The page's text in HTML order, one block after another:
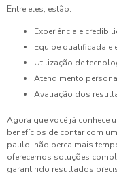
Entre eles, estão:
Experiência e
Equipe qualificada
Utilização de
Atendimento
Avaliação dos
Agora que você já conhece
benefícios de contar com
paulo, não perca mais
oferecemos soluções
garantindo resultados